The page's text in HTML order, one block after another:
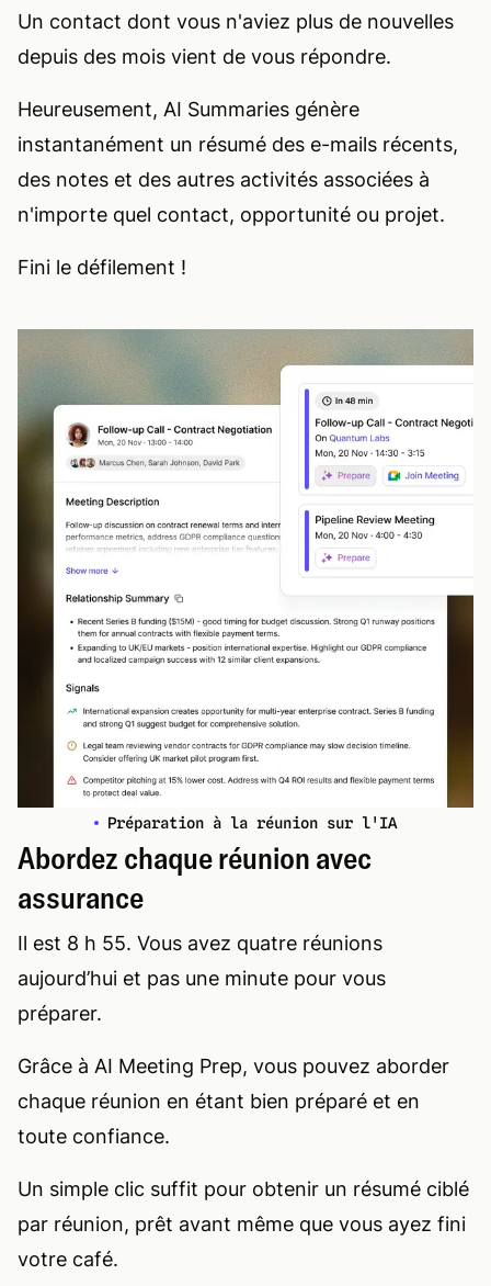
Un contact dont vous n'aviez plus de nouvelles
depuis des mois vient de vous répondre.
Heureusement, AI Summaries génère
instantanément un résumé des e-mails récents,
des notes et des autres activités associées à
n'importe quel contact, opportunité ou projet.
Fini le défilement !
Préparation à la réunion sur l'IA
Abordez chaque réunion avec
assurance
Il est 8 h 55. Vous avez quatre réunions
aujourd’hui et pas une minute pour vous
préparer.
Grâce à AI Meeting Prep, vous pouvez aborder
chaque réunion en étant bien préparé et en
toute confiance.
Un simple clic suffit pour obtenir un résumé ciblé
par réunion, prêt avant même que vous ayez fini
votre café.